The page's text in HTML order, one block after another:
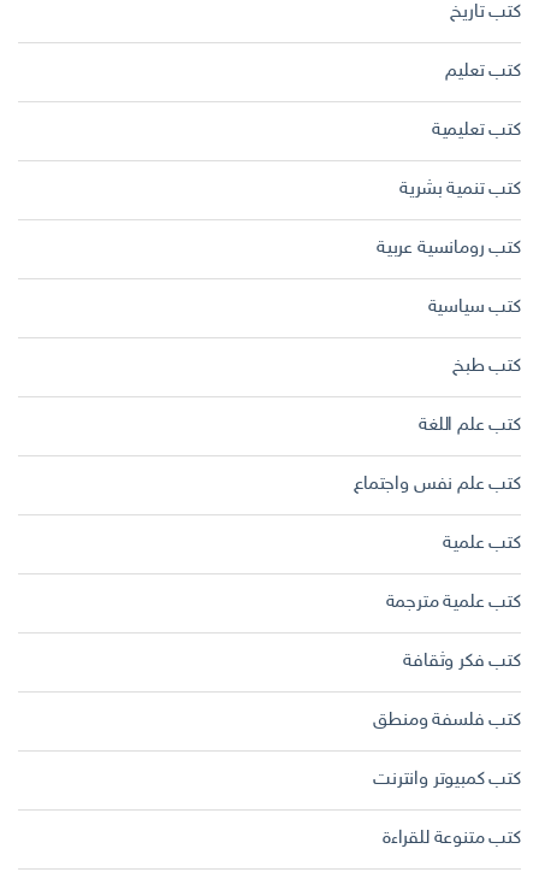
كتب تاريخ
كتب تعليم
كتب تعليمية
كتب تنمية بشرية
كتب رومانسية عربية
كتب سياسية
كتب طبخ
كتب علم اللغة
كتب علم نفس واجتماع
كتب علمية
كتب علمية مترجمة
كتب فكر وثقافة
كتب فلسفة ومنطق
كتب كمبيوتر وانترنت
كتب متنوعة للقراءة